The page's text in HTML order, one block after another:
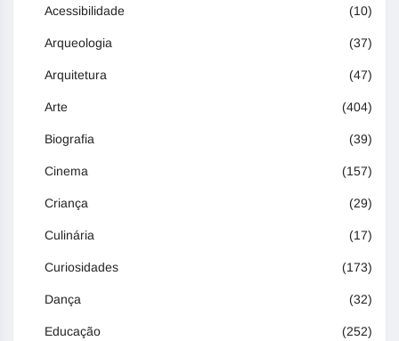
Acessibilidade (10)
Arqueologia (37)
Arquitetura (47)
Arte (404)
Biografia (39)
Cinema (157)
Criança (29)
Culinária (17)
Curiosidades (173)
Dança (32)
Educação (252)